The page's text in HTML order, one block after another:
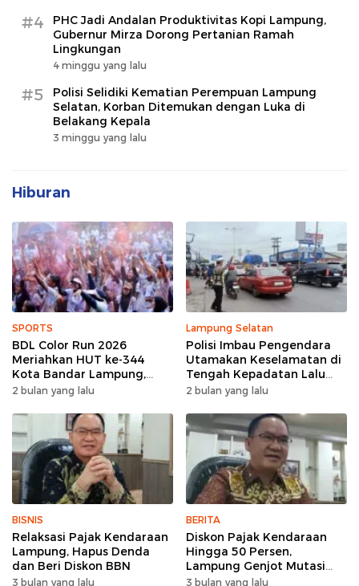
#4
PHC Jadi Andalan Produktivitas Kopi Lampung,
Gubernur Mirza Dorong Pertanian Ramah
Lingkungan
4 minggu yang lalu
#5
Polisi Selidiki Kematian Perempuan Lampung
Selatan, Korban Ditemukan dengan Luka di
Belakang Kepala
3 minggu yang lalu
Hiburan
SPORTS
BDL Color Run 2026
Meriahkan HUT ke-344
Kota Bandar Lampung,
Wujud Semangat Sehat
2 bulan yang lalu
Lampung Selatan
Polisi Imbau Pengendara
Utamakan Keselamatan di
Tengah Kepadatan Lalu
Lintas Pagi Hari
2 bulan yang lalu
BISNIS
Relaksasi Pajak Kendaraan
Lampung, Hapus Denda
dan Beri Diskon BBN
3 bulan yang lalu
BERITA
Diskon Pajak Kendaraan
Hingga 50 Persen,
Lampung Genjot Mutasi
Kendaraan Luar Daerah
3 bulan yang lalu